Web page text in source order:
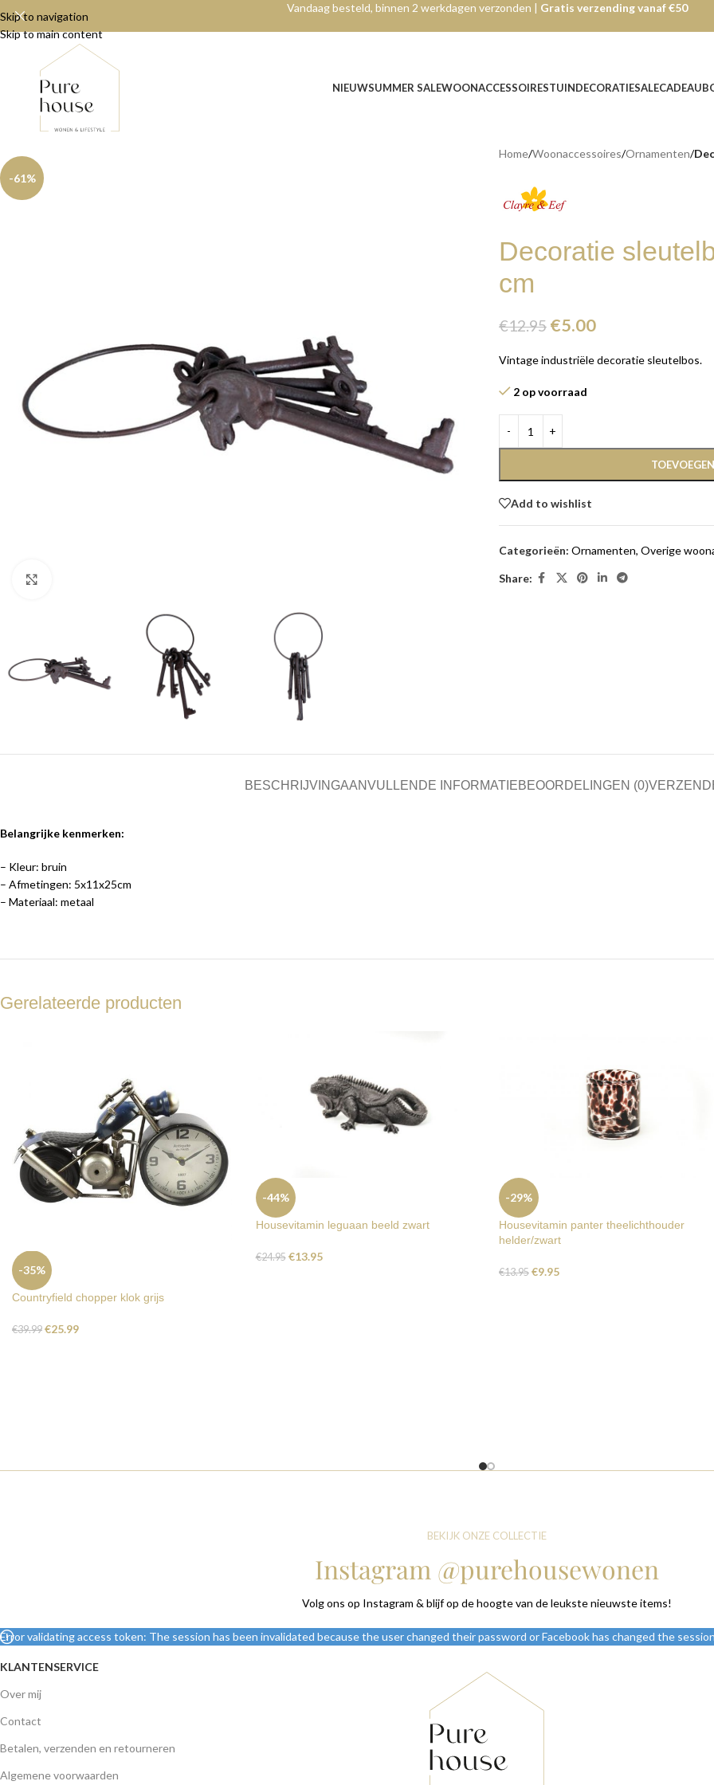
Skip to navigation
Skip to main content
Vandaag besteld, binnen 2 werkdagen verzonden | Gratis verzending vanaf €50
NIEUWSUMMER SALEWOONACCESSOIRESTUINDECORATIESALE
-61%
Home/Woonaccessoires/Ornamenten/
Decoratie
cm
€12.95 €5.00
Vintage industriële decoratie sleutelbos.
2 op voorraad
Add to wishlist
Categorieën: Ornamenten, Overige
Share:
BESCHRIJVINGAANVULLENDE INFORMATIEBEOORDELINGEN (0)
Belangrijke kenmerken:
– Kleur: bruin
– Afmetingen: 5x11x25cm
– Materiaal: metaal
Gerelateerde producten
-35%
Countryfield chopper klok grijs
€39.99 €25.99
-44%
Housevitamin leguaan beeld zwart
€24.95 €13.95
-29%
Housevitamin panter theelichthouder
helder/zwart
€13.95 €9.95
BEKIJK ONZE COLLECTIE
Instagram @purehousewonen
Volg ons op Instagram & blijf op de hoogte van de leukste nieuwste items!
Error validating access token: The session has been invalidated because the user changed their password or Facebook has changed the
KLANTENSERVICE
Over mij
Contact
Betalen, verzenden en retourneren
Algemene voorwaarden